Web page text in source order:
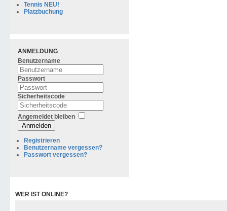
Tennis NEU!
Platzbuchung
ANMELDUNG
Benutzername
Passwort
Sicherheitscode
Angemeldet bleiben
Anmelden
Registrieren
Benutzername vergessen?
Passwort vergessen?
WER IST ONLINE?